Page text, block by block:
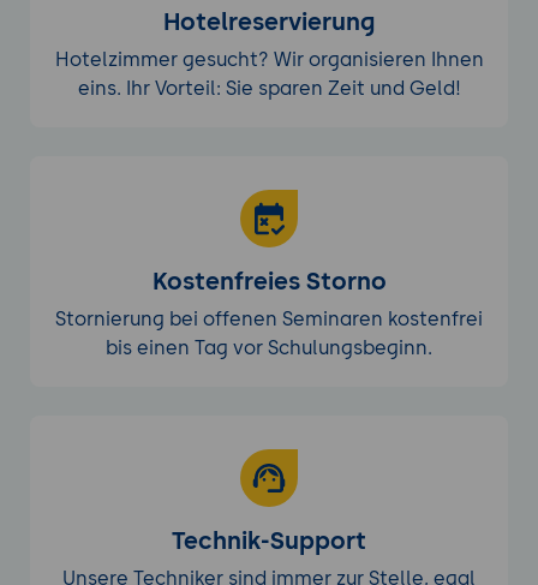
Hotelreservierung
Hotelzimmer gesucht? Wir organisieren Ihnen
eins. Ihr Vorteil: Sie sparen Zeit und Geld!
Kostenfreies Storno
Stornierung bei offenen Seminaren kostenfrei
bis einen Tag vor Schulungsbeginn.
Technik-Support
Unsere Techniker sind immer zur Stelle, egal